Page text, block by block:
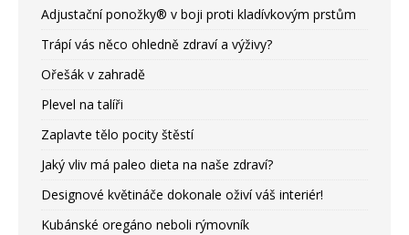
Adjustační ponožky® v boji proti kladívkovým prstům
Trápí vás něco ohledně zdraví a výživy?
Ořešák v zahradě
Plevel na talíři
Zaplavte tělo pocity štěstí
Jaký vliv má paleo dieta na naše zdraví?
Designové květináče dokonale oživí váš interiér!
Kubánské oregáno neboli rýmovník